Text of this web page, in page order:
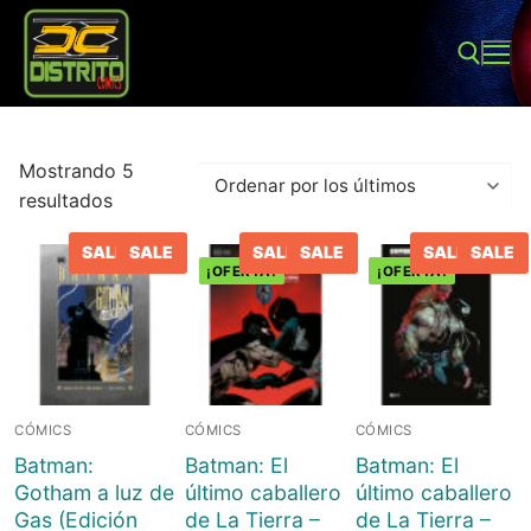
contenido
Buscar:
Inicio
Tienda
Juegos de mesa
Sobre Nosotros
Mostrando 5
resultados
Ordenado
los
últimos
CÓMICS
SALE SALE
Batman:
Gotham a luz de
Gas (Edición
¡OFERTA!
CÓMICS
SALE SALE
Batman: El
último caballero
de La Tierra –
¡OFERTA!
CÓMICS
SALE SALE
Batman: El
último caballero
de La Tierra –